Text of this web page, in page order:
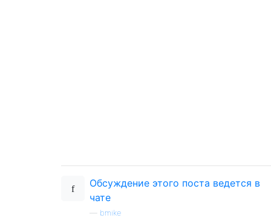
Обсуждение этого поста ведется в
чате
bmike